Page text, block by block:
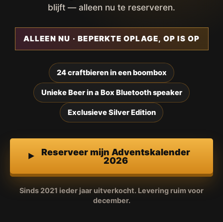
blijft — alleen nu te reserveren.
ALLEEN NU · BEPERKTE OPLAGE, OP IS OP
24 craftbieren in een boombox
Unieke Beer in a Box Bluetooth speaker
Exclusieve Silver Edition
Reserveer mijn Adventskalender
2026
Sinds 2021 ieder jaar uitverkocht. Levering ruim voor
december.